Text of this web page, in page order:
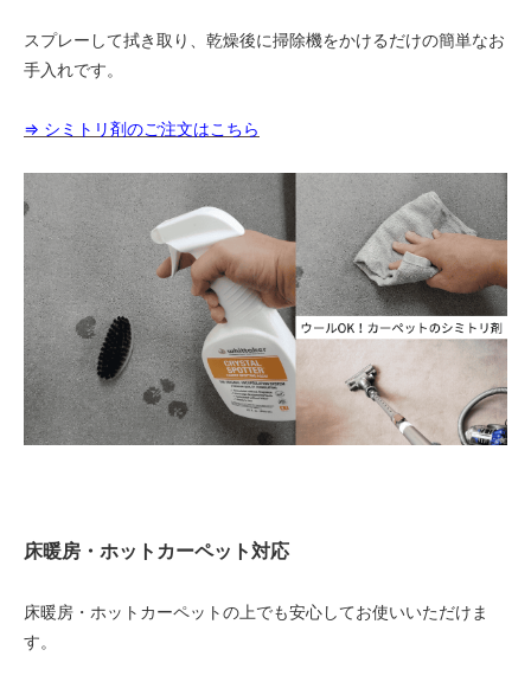
スプレーして拭き取り、乾燥後に掃除機をかけるだけの簡単なお
手入れです。
⇒ シミトリ剤のご注文はこちら
床暖房・ホットカーペット対応
床暖房・ホットカーペットの上でも安心してお使いいただけま
す。